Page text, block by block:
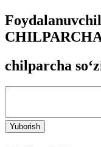
chilparcha
Yuborish